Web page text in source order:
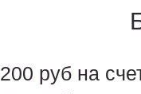
200 руб на